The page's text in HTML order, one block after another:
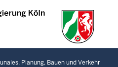
Inhalt
HAUPTMENÜ
Planung, Bauen und Verkehr